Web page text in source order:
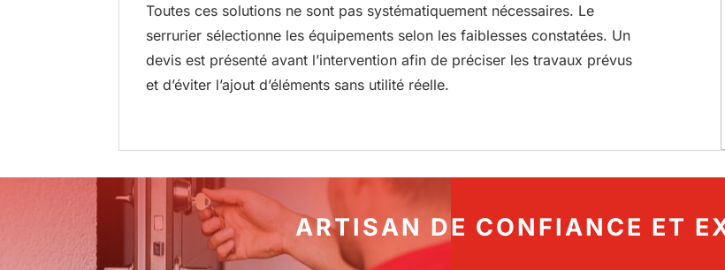
Toutes ces solutions ne sont pas systématiquement nécessaires. Le
serrurier sélectionne les équipements selon les faiblesses constatées. Un
devis est présenté avant l’intervention afin de préciser les travaux prévus
et d’éviter l’ajout d’éléments sans utilité réelle.
ARTISAN DE CONFIANCE ET